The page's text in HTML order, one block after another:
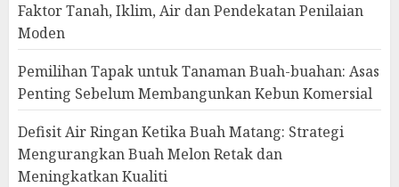
Faktor Tanah, Iklim, Air dan Pendekatan Penilaian
Moden
Pemilihan Tapak untuk Tanaman Buah-buahan: Asas
Penting Sebelum Membangunkan Kebun Komersial
Defisit Air Ringan Ketika Buah Matang: Strategi
Mengurangkan Buah Melon Retak dan
Meningkatkan Kualiti